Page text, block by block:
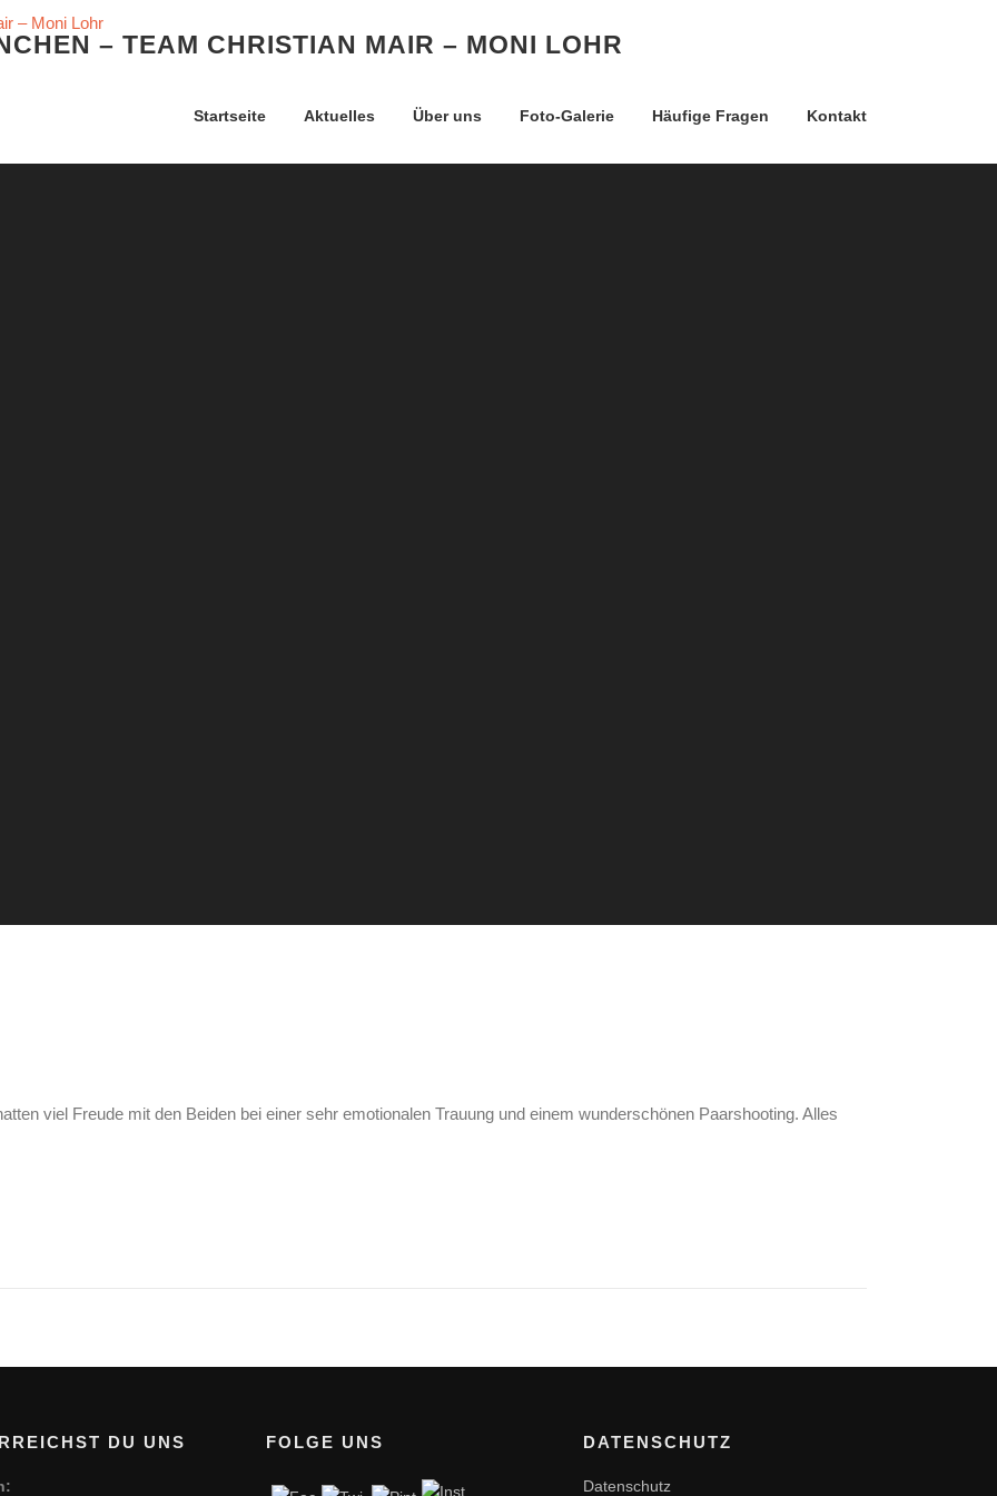
– TEAM CHRISTIAN MAIR – MONI LOHR
Startseite Aktuelles Über uns Foto-Galerie Häufige Fragen Kontakt
viel Freude mit den Beiden bei einer sehr emotionalen Trauung und einem wunderschönen Paarshooting. Alles
DU UNS FOLGE UNS DATENSCHUTZ
Datenschutz